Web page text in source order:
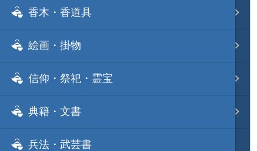
香木・香道具
絵画・掛物
信仰・祭祀・霊宝
典籍・文書
兵法・武芸書
城 地域分類
合戦 地域分類
事変 地域分類
逸話 分類一覧
戦国ニュース